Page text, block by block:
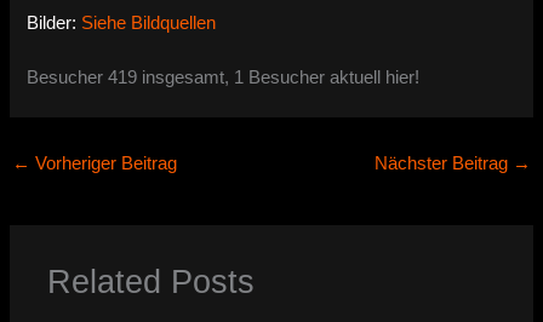
Bilder: Siehe Bildquellen
Besucher 419 insgesamt, 1 Besucher aktuell hier!
← Vorheriger Beitrag Nächster Beitrag →
Related Posts